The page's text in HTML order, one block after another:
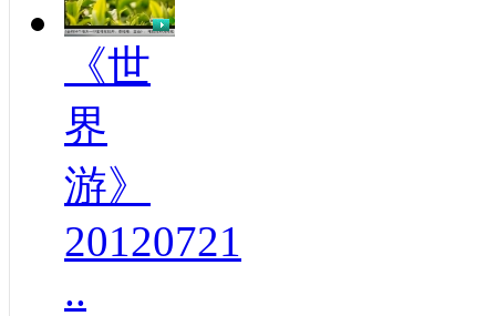
《世
界
游》
20120721
..